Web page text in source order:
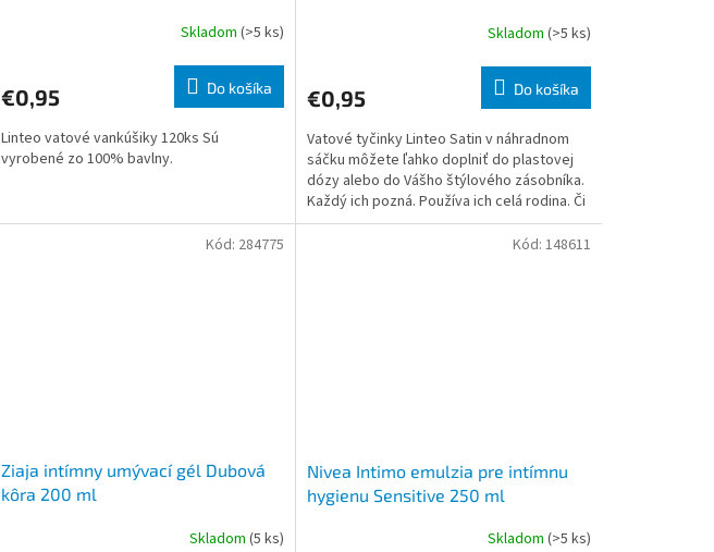
Skladom (>5 ks)
€0,95 Do košíka
Linteo vatové vankúšiky 120ks Sú
vyrobené zo 100% bavlny.
Skladom (>5 ks)
€0,95 Do košíka
Vatové tyčinky Linteo Satin v náhradnom
sáčku môžete ľahko doplniť do plastovej
dózy alebo do Vášho štýlového zásobníka.
Každý ich pozná. Používa ich celá rodina. Či
už ide o čiste
Ziaja intímny umývací gél Dubová
kôra 200 ml
Skladom (5 ks)
Kód: 284775
Nivea Intimo emulzia pre intímnu
hygienu Sensitive 250 ml
Skladom (>5 ks)
Kód: 148611